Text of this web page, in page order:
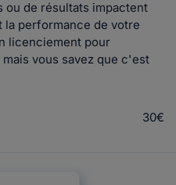
de résultats impactent
performance de votre
licenciement pour
vous savez que c'est
30€